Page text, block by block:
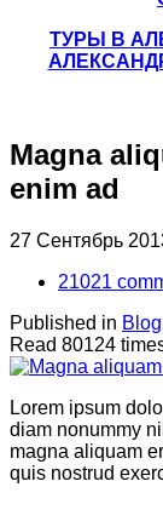
ТУРЫ В
Magna
enim ad
27 Сентябрь
21021
Published in Blog
Read 80124
Lorem ipsum
diam nonummy
magna aliquam
quis nostrud